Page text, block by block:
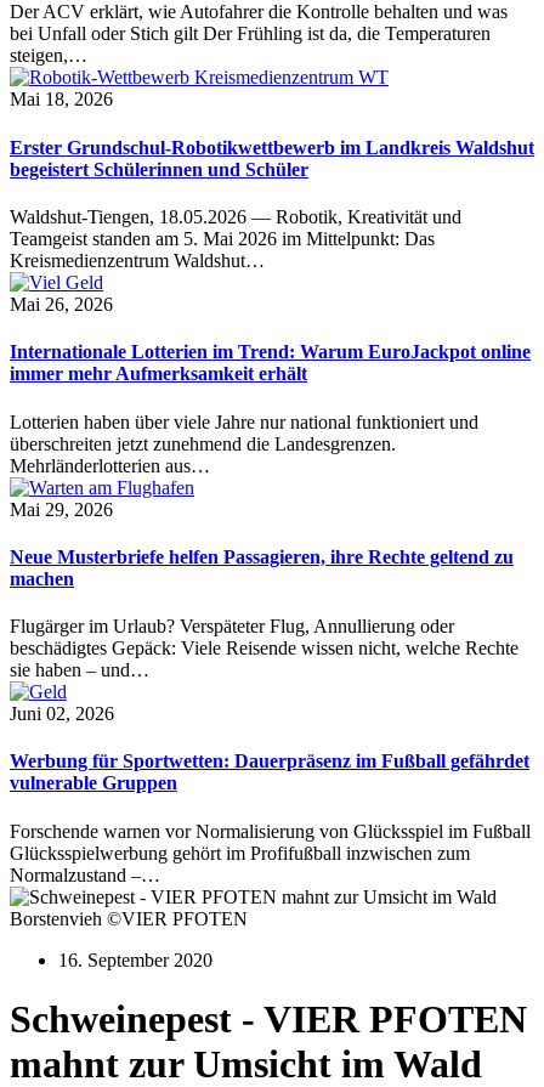
Der ACV erklärt, wie Autofahrer die Kontrolle behalten und was
bei Unfall oder Stich gilt Der Frühling ist da, die Temperaturen
steigen,…
Mai 18, 2026
Erster Grundschul-Robotikwettbewerb im Landkreis Waldshut
begeistert Schülerinnen und Schüler
Waldshut-Tiengen, 18.05.2026 — Robotik, Kreativität und
Teamgeist standen am 5. Mai 2026 im Mittelpunkt: Das
Kreismedienzentrum Waldshut…
Mai 26, 2026
Internationale Lotterien im Trend: Warum EuroJackpot online
immer mehr Aufmerksamkeit erhält
Lotterien haben über viele Jahre nur national funktioniert und
überschreiten jetzt zunehmend die Landesgrenzen.
Mehrländerlotterien aus…
Mai 29, 2026
Neue Musterbriefe helfen Passagieren, ihre Rechte geltend zu
machen
Flugärger im Urlaub? Verspäteter Flug, Annullierung oder
beschädigtes Gepäck: Viele Reisende wissen nicht, welche Rechte
sie haben – und…
Juni 02, 2026
Werbung für Sportwetten: Dauerpräsenz im Fußball gefährdet
vulnerable Gruppen
Forschende warnen vor Normalisierung von Glücksspiel im Fußball
Glücksspielwerbung gehört im Profifußball inzwischen zum
Normalzustand –…
Borstenvieh ©VIER PFOTEN
16. September 2020
Schweinepest - VIER PFOTEN
mahnt zur Umsicht im Wald